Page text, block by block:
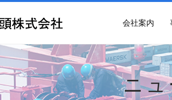
会社案内
ニ